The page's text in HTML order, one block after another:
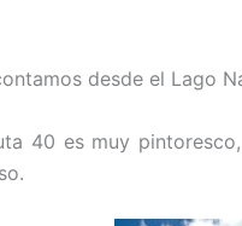
desde el Lago
40 es muy